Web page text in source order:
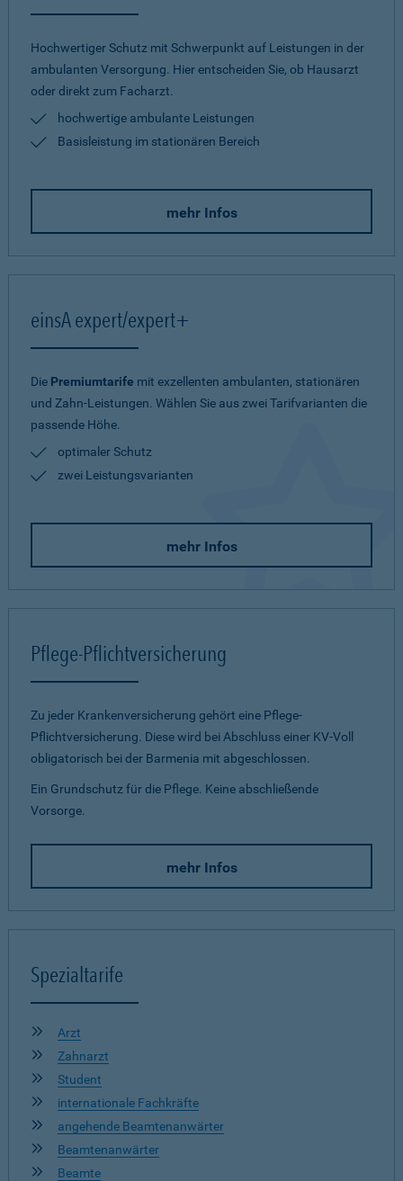
Hochwertiger Schutz mit Schwerpunkt auf Leistungen in der
ambulanten Versorgung. Hier entscheiden Sie, ob Hausarzt
oder direkt zum Facharzt.
hochwertige ambulante Leistungen
Basisleistung im stationären Bereich
mehr Infos
einsA expert/expert+
Die Premiumtarife mit exzellenten ambulanten, stationären
und Zahn-Leistungen. Wählen Sie aus zwei Tarifvarianten die
passende Höhe.
optimaler Schutz
zwei Leistungsvarianten
mehr Infos
Pflege-Pflichtversicherung
Zu jeder Krankenversicherung gehört eine Pflege-
Pflichtversicherung. Diese wird bei Abschluss einer KV-Voll
obligatorisch bei der Barmenia mit abgeschlossen.
Ein Grundschutz für die Pflege. Keine abschließende
Vorsorge.
mehr Infos
Spezialtarife
Arzt
Zahnarzt
Student
internationale Fachkräfte
angehende Beamtenanwärter
Beamtenanwärter
Beamte